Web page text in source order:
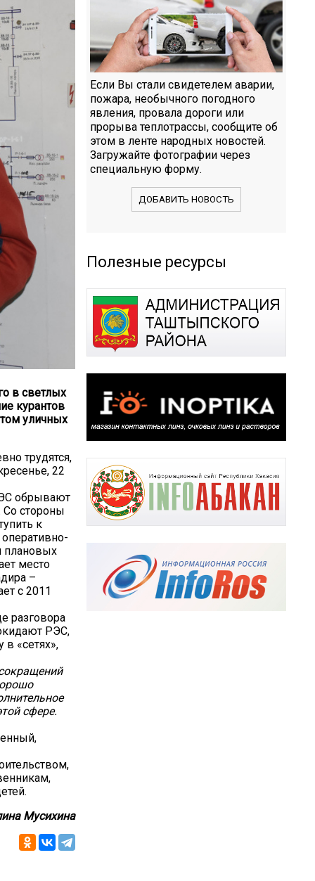
в светлых
курантов
уличных
трудятся,
22
обрывают
Со стороны
к
плановых
место
–
с 2011
разговора
РЭС,
«сетях»,
сфере.
Мусихина
Если Вы стали свидетелем аварии,
пожара, необычного погодного
явления, провала дороги или
прорыва теплотрассы, сообщите об
этом в ленте народных новостей.
Загружайте фотографии через
специальную форму.
ДОБАВИТЬ НОВОСТЬ
Полезные ресурсы